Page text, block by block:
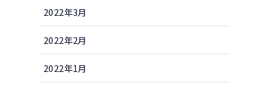
2022年3月
2022年2月
2022年1月